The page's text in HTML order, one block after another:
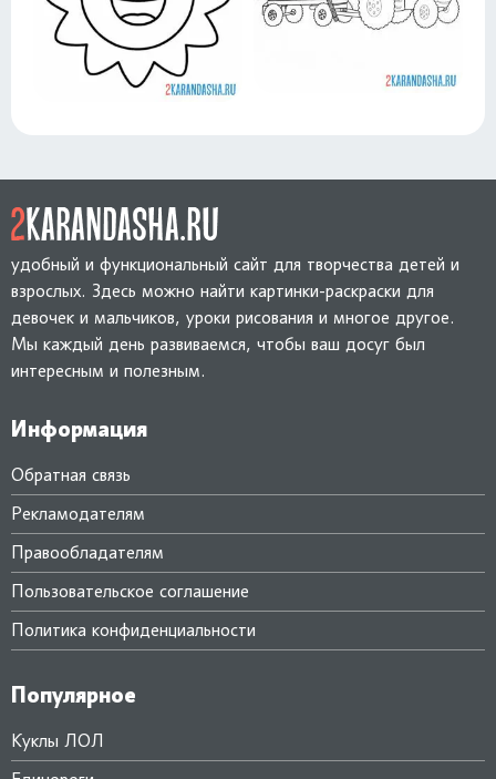
удобный и функциональный сайт для творчества детей и
взрослых. Здесь можно найти картинки-раскраски для
девочек и мальчиков, уроки рисования и многое другое.
Мы каждый день развиваемся, чтобы ваш досуг был
интересным и полезным.
Информация
Обратная связь
Рекламодателям
Правообладателям
Пользовательское соглашение
Политика конфиденциальности
Популярное
Куклы ЛОЛ